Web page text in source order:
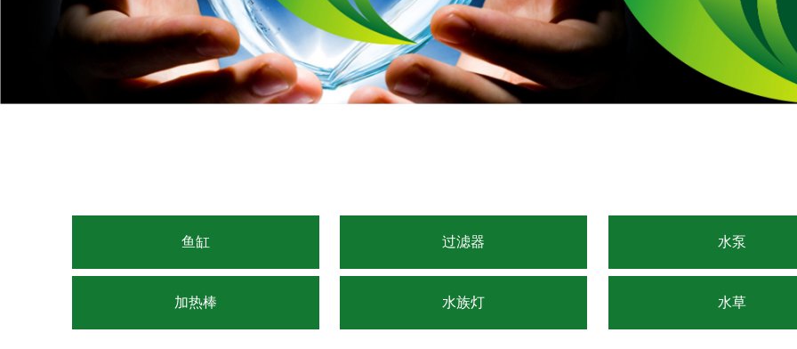
鱼缸 过滤器 水泵
加热棒 水族灯 水草